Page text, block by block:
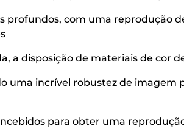
com uma reprodução
a disposição de materiais de cor
uma incrível robustez de
para obter uma